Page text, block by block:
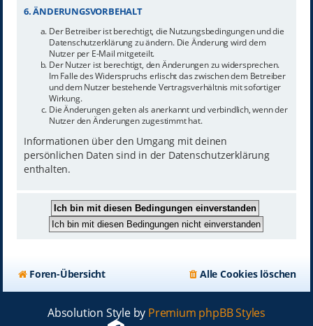
6. ÄNDERUNGSVORBEHALT
Der Betreiber ist berechtigt, die Nutzungsbedingungen und die
Datenschutzerklärung zu ändern. Die Änderung wird dem
Nutzer per E-Mail mitgeteilt.
Der Nutzer ist berechtigt, den Änderungen zu widersprechen.
Im Falle des Widerspruchs erlischt das zwischen dem Betreiber
und dem Nutzer bestehende Vertragsverhältnis mit sofortiger
Wirkung.
Die Änderungen gelten als anerkannt und verbindlich, wenn der
Nutzer den Änderungen zugestimmt hat.
Informationen über den Umgang mit deinen
persönlichen Daten sind in der Datenschutzerklärung
enthalten.
Foren-Übersicht Alle Cookies löschen
Absolution Style by Premium phpBB Styles